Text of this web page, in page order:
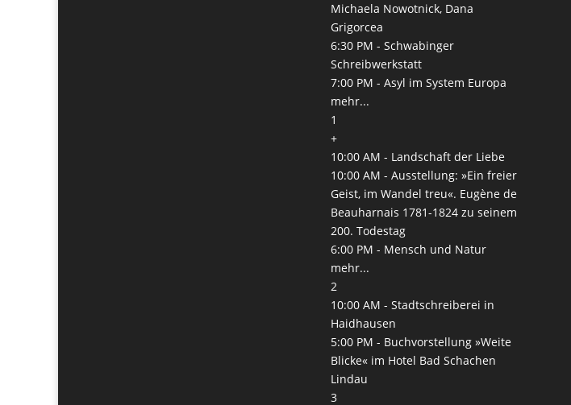
Michaela Nowotnick, Dana
Grigorcea
6:30 PM -Schwabinger
Schreibwerkstatt
7:00 PM -Asyl im System Europa
mehr...
1
+
10:00 AM - Landschaft der Liebe
10:00 AM -Ausstellung: »Ein freier
Geist, im Wandel treu«. Eugène de
Beauharnais 1781-1824 zu seinem
200. Todestag
6:00 PM - Mensch und Natur
mehr...
2
10:00 AM -Stadtschreiberei in
Haidhausen
5:00 PM - Buchvorstellung »Weite
Blicke« im Hotel Bad Schachen
Lindau
3